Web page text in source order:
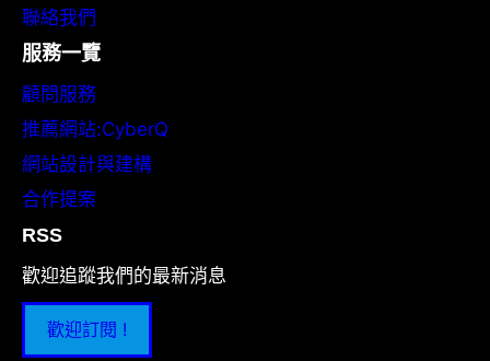
聯絡我們
服務一覽
顧問服務
推薦網站:CyberQ
網站設計與建構
合作提案
RSS
歡迎追蹤我們的最新消息
歡迎訂閱 !